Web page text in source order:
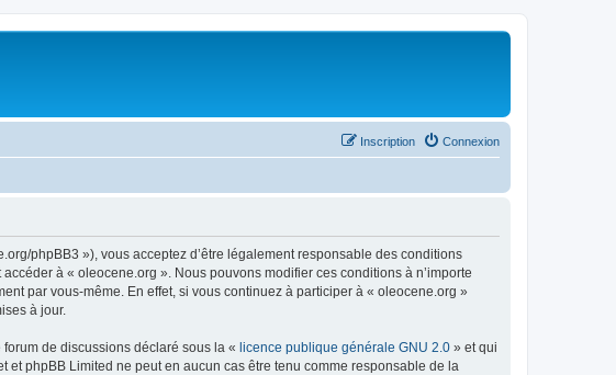
Connexion
Inscription
phpBB3 »), vous acceptez d’être légalement responsable des conditions
à « oleocene.org ». Nous pouvons modifier ces conditions à n’importe
par vous-même. En effet, si vous continuez à participer à « oleocene.org »
à jour.
de discussions déclaré sous la « licence publique générale GNU 2.0 » et qui
phpBB Limited ne peut en aucun cas être tenu comme responsable de la